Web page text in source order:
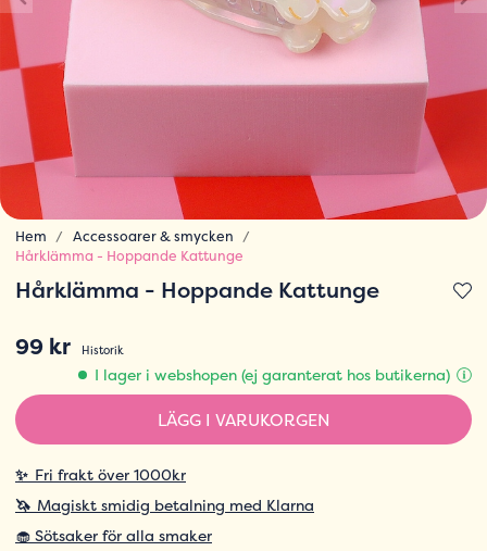
Hem
Accessoarer & smycken
Hårklämma - Hoppande Kattunge
Hårklämma - Hoppande Kattunge
99 kr
Historik
I lager i webshopen (ej garanterat hos butikerna)
LÄGG I VARUKORGEN
✨ Fri frakt över 1000kr
🦄 Magiskt smidig betalning med Klarna
🧁 Sötsaker för alla smaker